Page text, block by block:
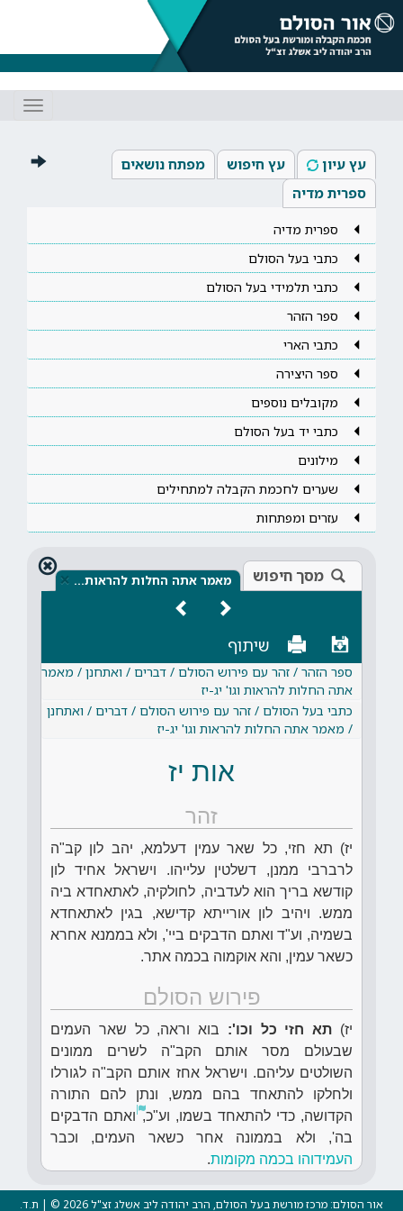
עץ עיון עץ חיפוש
מפתח נושאים
ספרית מדיה
ספרית מדיה
כתבי בעל הסולם
כתבי תלמידי בעל הסולם
ספר הזהר
כתבי הארי
ספר היצירה
מקובלים נוספים
כתבי יד בעל הסולם
מילונים
שערים לחכמת הקבלה למתחילים
עזרים ומפתחות
מסך חיפוש מאמר אתה החלות להראות… ×
שיתוף
ספר הזהר / זהר עם פירוש הסולם / דברים / ואתחנן / מאמר
אתה החלות להראות וגו' יג-יז
כתבי בעל הסולם / זהר עם פירוש הסולם / דברים / ואתחנן
/ מאמר אתה החלות להראות וגו' יג-יז
אות יז
זהר
יז) תא חזי, כל שאר עמין דעלמא, יהב לון קב"ה
לרברבי ממנן, דשלטין עלייהו. וישראל אחיד לון
קודשא בריך הוא לעדביה, לחולקיה, לאתאחדא ביה
ממש. ויהיב לון אורייתא קדישא, בגין לאתאחדא
בשמיה, וע"ד ואתם הדבקים ביי', ולא בממנא אחרא
כשאר עמין, והא אוקמוה בכמה אתר.
פירוש הסולם
יז) תא חזי כל וכו': בוא וראה, כל שאר העמים
שבעולם מסר אותם הקב"ה לשרים ממונים
השולטים עליהם. וישראל אחז אותם הקב"ה לגורלו
ולחלקו להתאחד בהם ממש, ונתן להם התורה
הקדושה, כדי להתאחד בשמו, וע"כ,ואתם הדבקים
בה', ולא בממונה אחר כשאר העמים, וכבר
העמידוהו בכמה מקומות.
אור הסולם: מרכז מורשת בעל הסולם, הרב יהודה ליב אשלג זצ"ל 2026 © | ת.ד.